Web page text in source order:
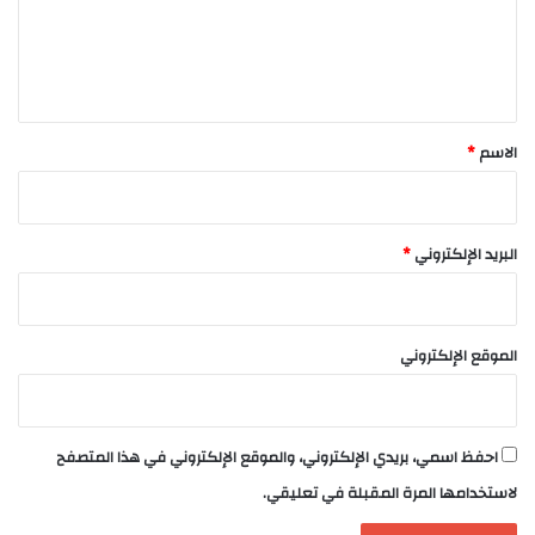
*
الاسم*
البريد الإلكتروني*
الموقع الإلكتروني
احفظ اسمي، بريدي الإلكتروني، والموقع الإلكتروني في هذا المتصفح
لاستخدامها المرة المقبلة في تعليقي.